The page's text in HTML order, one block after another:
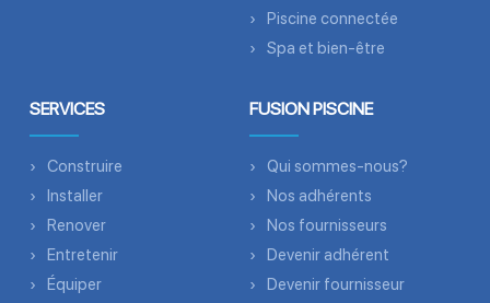
Piscine connectée
Spa et bien-être
SERVICES
Construire
Installer
Renover
Entretenir
Équiper
FUSION PISCINE
Qui sommes-nous?
Nos adhérents
Nos fournisseurs
Devenir adhérent
Devenir fournisseur